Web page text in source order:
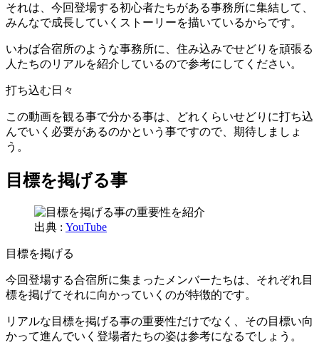
それは、今回登場する初心者たちがある事務所に集結して、
みんなで成長していくストーリーを描いているからです。
いわば合宿所のような事務所に、住み込みでせどりを頑張る
人たちのリアルを紹介しているので参考にしてください。
打ち込む日々
この動画を観る事で分かる事は、どれくらいせどりに打ち込
んでいく必要があるのかという事ですので、期待しましょ
う。
目標を掲げる事
出典 : YouTube
目標を掲げる
今回登場する合宿所に集まったメンバーたちは、それぞれ目
標を掲げてそれに向かっていくのが特徴的です。
リアルな目標を掲げる事の重要性だけでなく、その目標い向
かって進んでいく登場者たちの姿は参考になるでしょう。